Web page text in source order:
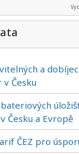
a
Česku
Česku a Evropě
ČEZ pro